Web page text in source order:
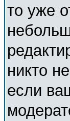
то уже
никто
если